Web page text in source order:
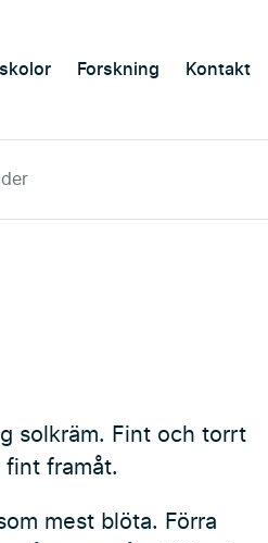
skolor Forskning Kontakt
solkräm. Fint och torrt
framåt.
mest blöta. Förra